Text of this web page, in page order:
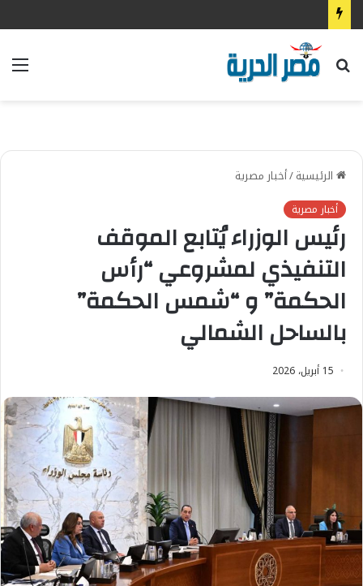
بحث
الرئيسية/أخبار مصرية
أخبار مصرية
رئيس الوزراء يُتابع الموقف
التنفيذي لمشروعي “رأس
الحكمة” و “شمس الحكمة”
بالساحل الشمالي
15 أبريل، 2026